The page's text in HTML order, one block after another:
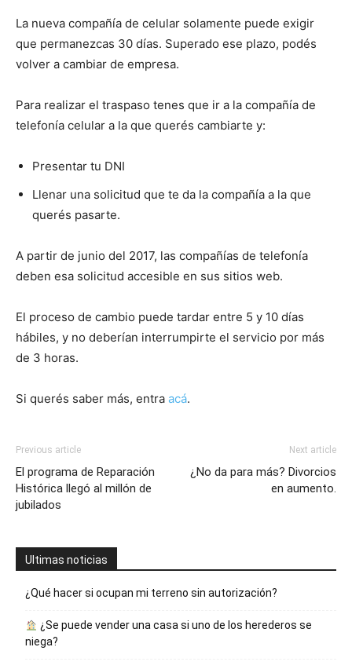
La nueva compañía de celular solamente puede exigir
que permanezcas 30 días. Superado ese plazo, podés
volver a cambiar de empresa.
Para realizar el traspaso tenes que ir a la compañía de
telefonía celular a la que querés cambiarte y:
Presentar tu DNI
Llenar una solicitud que te da la compañía a la que
querés pasarte.
A partir de junio del 2017, las compañías de telefonía
deben esa solicitud accesible en sus sitios web.
El proceso de cambio puede tardar entre 5 y 10 días
hábiles, y no deberían interrumpirte el servicio por más
de 3 horas.
Si querés saber más, entra acá.
Previous article
El programa de Reparación
Histórica llegó al millón de
jubilados
Next article
¿No da para más? Divorcios
en aumento.
Ultimas noticias
¿Qué hacer si ocupan mi terreno sin autorización?
¿Se puede vender una casa si uno de los herederos se
niega?